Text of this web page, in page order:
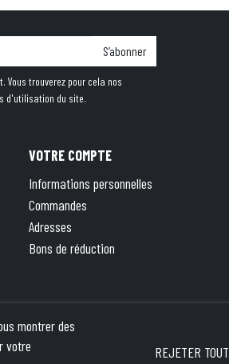
S’abonner
Vous trouverez pour cela nos
d'utilisation du site.
VOTRE COMPTE
Informations personnelles
Commandes
Adresses
Bons de réduction
montrer des
votre
REJETER TOUT